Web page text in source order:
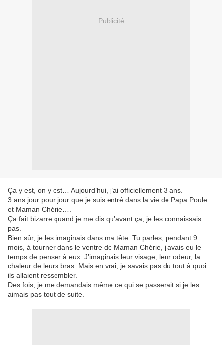
Publicité
Ça y est, on y est… Aujourd’hui, j’ai officiellement 3 ans.
3 ans jour pour jour que je suis entré dans la vie de Papa Poule
et Maman Chérie….
Ça fait bizarre quand je me dis qu’avant ça, je les connaissais
pas.
Bien sûr, je les imaginais dans ma tête. Tu parles, pendant 9
mois, à tourner dans le ventre de Maman Chérie, j’avais eu le
temps de penser à eux. J’imaginais leur visage, leur odeur, la
chaleur de leurs bras. Mais en vrai, je savais pas du tout à quoi
ils allaient ressembler.
Des fois, je me demandais même ce qui se passerait si je les
aimais pas tout de suite.